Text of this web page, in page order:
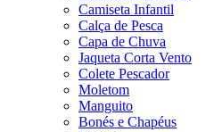
Camiseta Infantil
Calça de Pesca
Capa de Chuva
Jaqueta Corta Vento
Colete Pescador
Moletom
Manguito
Bonés e Chapéus